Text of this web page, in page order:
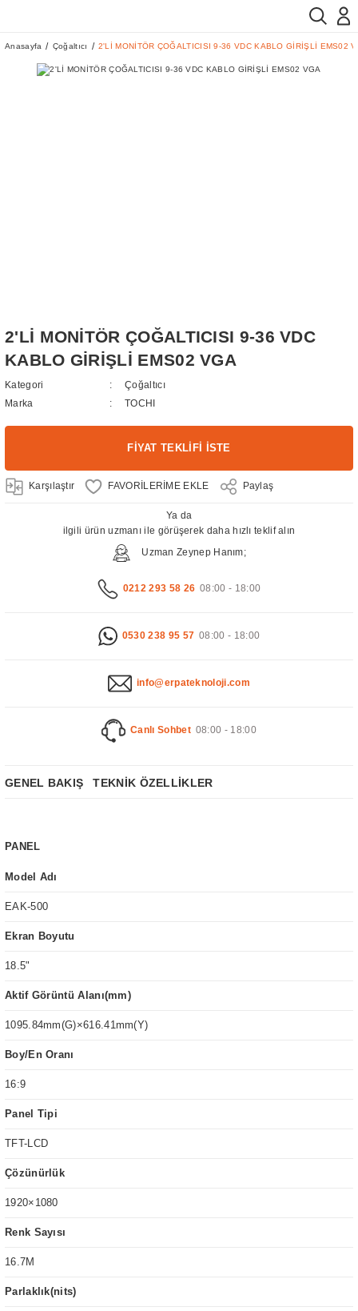
Anasayfa Çoğaltıcı 2'Lİ MONİTÖR ÇOĞALTICISI 9-36 VDC KABLO GİRİŞLİ EMS02
2'Lİ MONİTÖR ÇOĞALTICISI 9-36 VDC
KABLO GİRİŞLİ EMS02 VGA
Kategori
Çoğaltıcı
Marka
TOCHI
FİYAT TEKLİFİ İSTE
Karşılaştır Paylaş
Ya da
ilgili ürün uzmanı ile görüşerek daha hızlı teklif alın
Uzman Zeynep Hanım;
0212 293 58 26 08:00 - 18:00
0530 238 95 57 08:00 - 18:00
info@erpateknoloji.com
Canlı Sohbet 08:00 - 18:00
GENEL BAKIŞ TEKNİK ÖZELLİKLER
PANEL
Model Adı
EAK-500
Ekran Boyutu
18.5"
Aktif Görüntü Alanı(mm)
1095.84mm(G)×616.41mm(Y)
Boy/En Oranı
16:9
Panel Tipi
TFT-LCD
Çözünürlük
1920×1080
Renk Sayısı
16.7M
Parlaklık(nits)